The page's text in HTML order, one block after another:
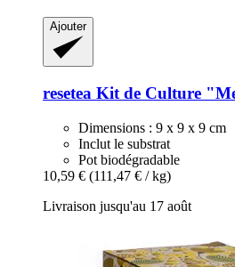
Ajouter
resetea Kit de Culture
Dimensions : 9 x 9 x 9 cm
Inclut le substrat
Pot biodégradable
10,59 € (111,47 € / kg)
Livraison jusqu'au 17 août